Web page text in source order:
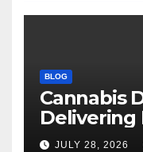
BLOG
Cannabis
Delivering
Every Time
JULY 28, 2026